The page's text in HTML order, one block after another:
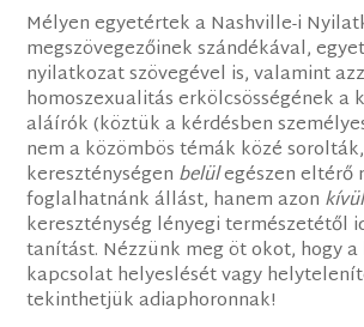
Mélyen egyetértek a Nashville-i
megszövegezőinek szándékával,
nyilatkozat szövegével is, valamint
homoszexualitás erkölcsösségének a
aláírók (köztük a kérdésben
nem a közömbös témák közé
kereszténységen belülegészen eltérő
foglalhatnánk állást, hanem azon
kereszténység lényegi természetétől
tanítást. Nézzünk meg öt okot, hogy
kapcsolat helyeslését vagy
tekinthetjük adiaphoronnak!